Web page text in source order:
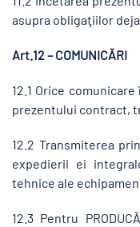
asupra obligaţiilor
Art.12 – COMUNICĂRI
12.1 Orice
prezentului contract,
12.2 Transmiterea
expedierii ei
tehnice ale
12.3 Pentru